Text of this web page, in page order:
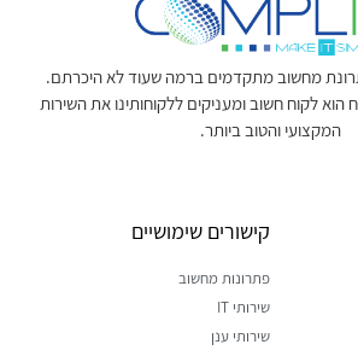
הוא לקוח חשוב ומעניקים ללקוחותינו את השירות
המקצועי והטוב ביותר.
קישורים שימושיים
פתרונות מחשוב
שירותי IT
שירותי ענן